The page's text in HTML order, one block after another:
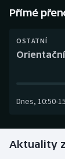
Curling
Dostihy
Přímé
OSTATNÍ
Dnes, 10:50-
Aktuality